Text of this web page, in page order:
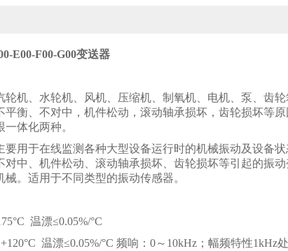
E00-F00-G00变送器
轮机、水轮机、风机、压缩机、制氧机、电机、泵、齿
衡、不对中，机件松动，滚动轴承损坏，齿轮损坏等
体化两种。
要用于在线监测各种大型设备运行时的机械振动及设备
中、机件松动、滚动轴承损坏、齿轮损坏等引起的振
。适用于不同类型的振动传感器。
温漂≤0.05%/°C
温漂≤0.05%/°C 频响：0～10kHz；幅频特性1kHz